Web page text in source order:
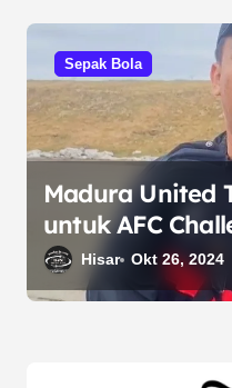
Sepak Bola
Madura United
untuk AFC
2024/2025
Hisar Okt 26, 2024